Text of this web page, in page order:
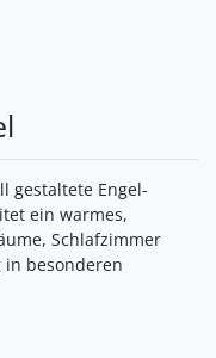
gestaltete Engel-
ein warmes,
Schlafzimmer
besonderen